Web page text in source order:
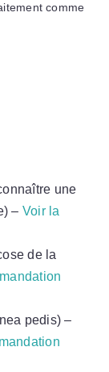
comme
une
– Voir la
de la
pedis) –